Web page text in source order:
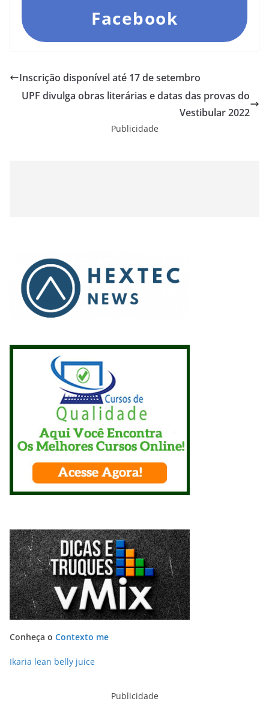
Facebook
Inscrição disponível até 17 de setembro
UPF divulga obras literárias e datas das provas do
Vestibular 2022
Publicidade
Conheça o Contexto me
Ikaria lean belly juice
Publicidade